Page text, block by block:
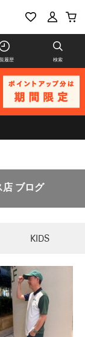
履歴 検索
店 ブログ
KIDS